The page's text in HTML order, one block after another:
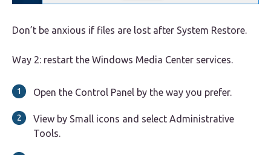
Don’t be anxious if files are lost after System Restore.
Way 2: restart the Windows Media Center services.
Open the Control Panel by the way you prefer.
View by Small icons and select Administrative
Tools.